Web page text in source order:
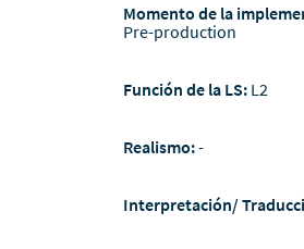
Momento de la
Pre-production
Función de la LS: L2
Realismo:-
Interpretación/